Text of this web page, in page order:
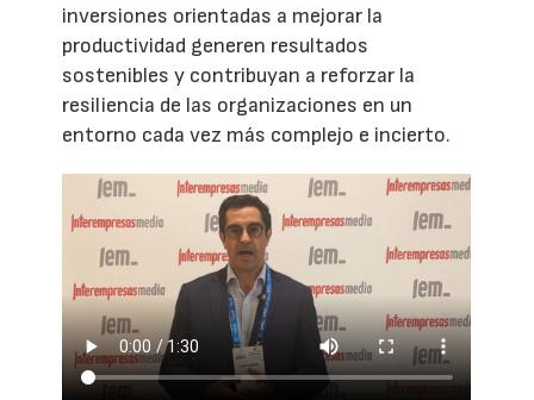
inversiones orientadas a mejorar la
productividad generen resultados
sostenibles y contribuyan a reforzar la
resiliencia de las organizaciones en un
entorno cada vez más complejo e incierto.